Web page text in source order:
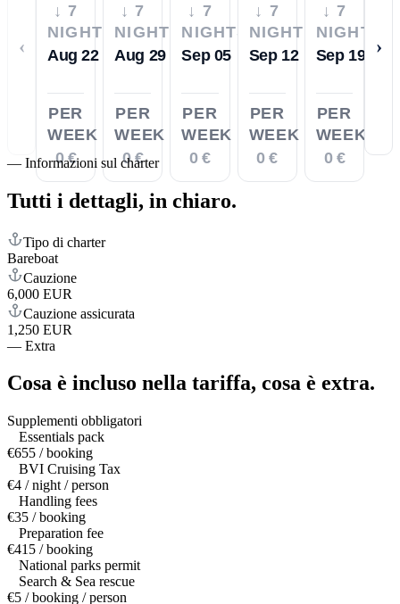
‹
↓ 7
NIGHTS
Aug 22
PER
WEEK
0 €
↓ 7
NIGHTS
Aug 29
PER
WEEK
0 €
↓ 7
NIGHTS
Sep 05
PER
WEEK
0 €
↓ 7
NIGHTS
Sep 12
PER
WEEK
0 €
↓ 7
NIGHTS
Sep 19
PER
WEEK
0 €
›
— Informazioni sul charter
Tutti i dettagli, in chiaro.
Tipo di charter
Bareboat
Cauzione
6,000 EUR
Cauzione assicurata
1,250 EUR
— Extra
Cosa è incluso nella tariffa, cosa è extra.
Supplementi obbligatori
Essentials pack
€655 / booking
BVI Cruising Tax
€4 / night / person
Handling fees
€35 / booking
Preparation fee
€415 / booking
National parks permit
Search & Sea rescue
€5 / booking / person